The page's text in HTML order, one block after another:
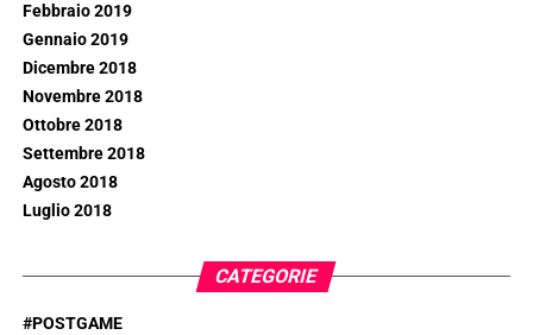
Febbraio 2019
Gennaio 2019
Dicembre 2018
Novembre 2018
Ottobre 2018
Settembre 2018
Agosto 2018
Luglio 2018
CATEGORIE
#POSTGAME